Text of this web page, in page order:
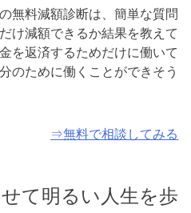
無料減額診断は、簡単な質問
け減額できるか結果を教えて
を返済するためだけに働いて
のために働くことができそう
⇒無料で相談してみる
て明るい人生を歩